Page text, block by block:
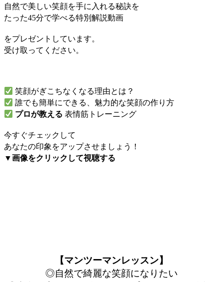
自然で美しい笑顔を手に入れる秘訣を
たった45分で学べる特別解説動画
をプレゼントしています。
受け取ってください。
笑顔がぎこちなくなる理由とは？
誰でも簡単にできる、魅力的な笑顔の作り方
プロが教える 表情筋トレーニング
今すぐチェックして
あなたの印象をアップさせましょう！
▼画像をクリックして視聴する
【マンツーマンレッスン】
◎自然で綺麗な笑顔になりたい